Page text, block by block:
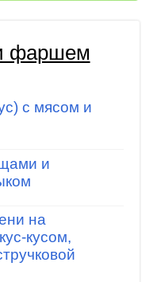
фаршем
с мясом и
и
на
кусом,